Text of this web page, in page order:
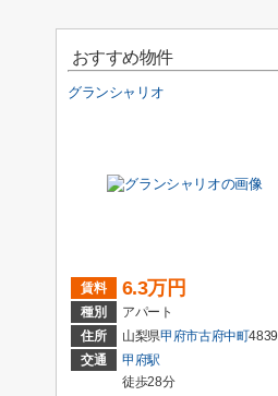
おすすめ物件
グランシャリオ
賃料 6.3万円
種別
アパート
住所
山梨県甲府市古府中町4839
交通
甲府駅
徒歩28分